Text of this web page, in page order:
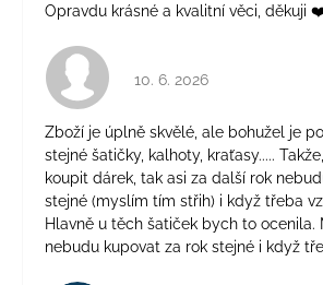
Opravdu krásné a kvalitní věci, děkuji
Hodnocení obchodu je 4 z
10. 6. 2026
Zboží je úplně skvělé, ale bohužel je
stejné šatičky, kalhoty, kraťasy.....
koupit dárek, tak asi za další rok
stejné (myslím tím střih) i když třeba
Hlavně u těch šatiček bych to ocenila.
nebudu kupovat za rok stejné i když